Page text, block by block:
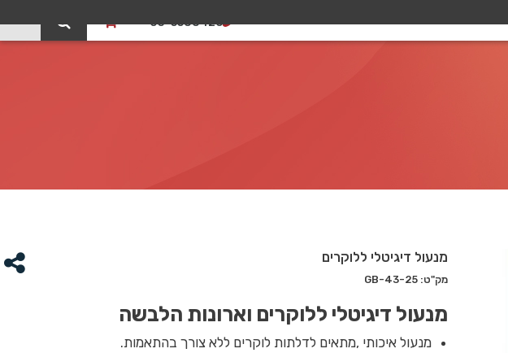
03-5588426
מנעול דיגיטלי ללוקרים
מק"ט: GB-43-25
מנעול דיגיטלי ללוקרים וארונות הלבשה
מנעול איכותי ,מתאים לדלתות לוקרים ללא צורך בהתאמות.